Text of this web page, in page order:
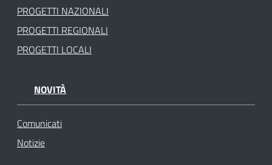
PROGETTI NAZIONALI
PROGETTI REGIONALI
PROGETTI LOCALI
NOVITÀ
Comunicati
Notizie